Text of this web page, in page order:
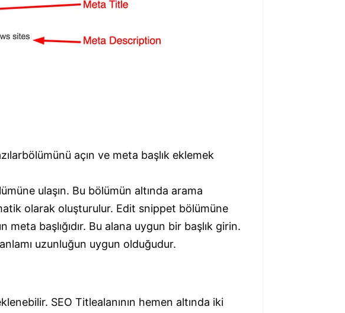
açın ve meta başlık eklemek
ulaşın. Bu bölümün altında arama
olarak oluşturulur. Edit snippet bölümüne
meta başlığıdır. Bu alana uygun bir başlık girin.
uzunluğun uygun olduğudur.
SEO Titlealanının hemen altında iki